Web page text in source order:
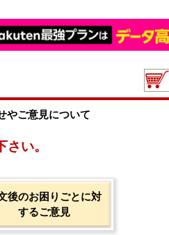
やご意見について
い。
後のお困りごとに対
するご意見